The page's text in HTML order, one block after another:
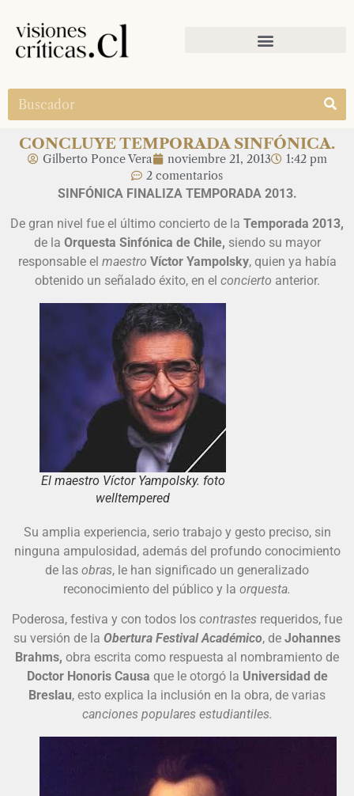
CONCLUYE TEMPORADA SINFÓNICA.
Gilberto Ponce Vera noviembre 21, 2013
1:42 pm
2 comentarios
SINFÓNICA FINALIZA TEMPORADA 2013.
De gran nivel fue el último concierto de la Temporada 2013,
de la Orquesta Sinfónica de Chile, siendo su mayor
responsable el maestro Víctor Yampolsky, quien ya había
obtenido un señalado éxito, en el concierto anterior.
El maestro Víctor Yampolsky. foto
welltempered
Su amplia experiencia, serio trabajo y gesto preciso, sin
ninguna ampulosidad, además del profundo conocimiento
de las obras, le han significado un generalizado
reconocimiento del público y la orquesta.
Poderosa, festiva y con todos los contrastes requeridos, fue
su versión de la Obertura Festival Académico, de Johannes
Brahms, obra escrita como respuesta al nombramiento de
Doctor Honoris Causa que le otorgó la Universidad de
Breslau, esto explica la inclusión en la obra, de varias
canciones populares estudiantiles.